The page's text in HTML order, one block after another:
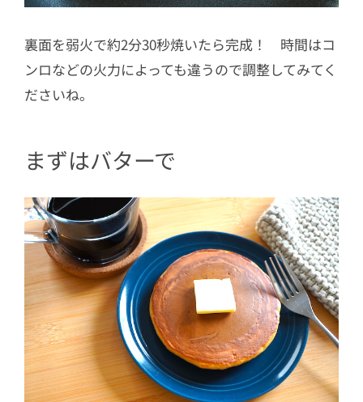
裏面を弱火で約2分30秒焼いたら完成！ 時間はコ
ンロなどの火力によっても違うので調整してみてく
ださいね。
まずはバターで